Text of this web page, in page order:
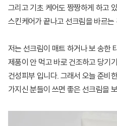
그리고 기초 케어도 짱짱하게 하고
스킨케어가 끝나고 선크림을 바르는
저는 선크림이 매트 하거나 보 송한
제품이 안 먹고 바로 건조하고 당기
건성피부 입니다. 그래서 오늘 준비
가지신 분들이 쓰면 좋은 선크림을